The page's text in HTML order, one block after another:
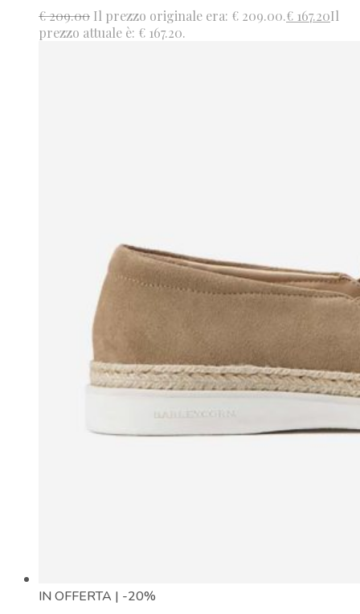
€209.00 Il prezzo originale era: € 209.00.€ 167.20Il
prezzo attuale è: € 167.20.
IN OFFERTA | -20%